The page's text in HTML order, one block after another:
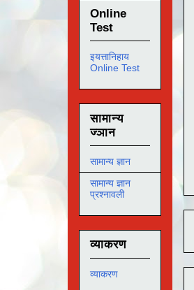
EDUTECHया You
Online
Test
इयत्तानिहाय
Online Test
सामान्य
ज्ञान
सामान्य ज्ञान
सामान्य ज्ञान
प्रश्नावली
व्याकरण
व्याकरण